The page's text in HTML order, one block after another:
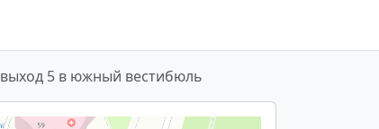
5 в южный вестибюль